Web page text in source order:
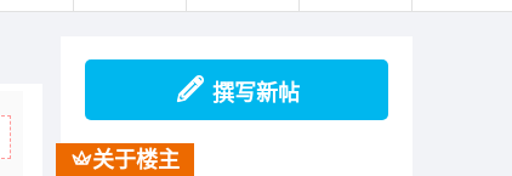
撰写新帖
关于楼主